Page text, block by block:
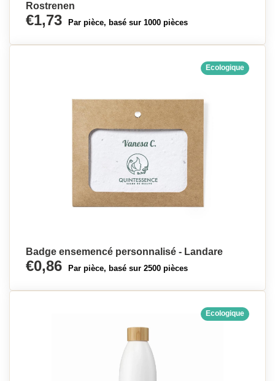
Rostrenen
€1,73 Par pièce, basé sur 1000 pièces
Ecologique
Badge ensemencé personnalisé - Landare
€0,86 Par pièce, basé sur 2500 pièces
Ecologique